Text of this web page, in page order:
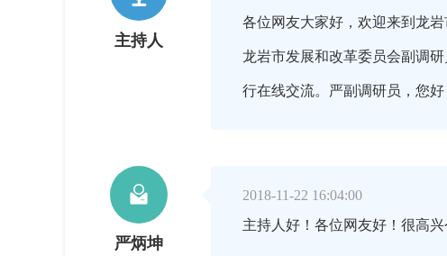
主持人
各位网友大家好，欢迎来到龙
龙岩市发展和改革委员会副调
行在线交流。严副调研员，您好

严炳坤
2018-11-22 16:04:00
主持人好！各位网友好！很高